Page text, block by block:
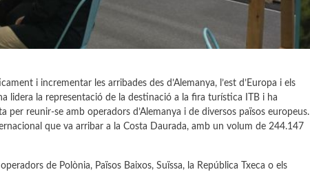
i incrementar les arribades des d’Alemanya, l’est d’Europa i els
lidera la representació de la destinació a la fira turística ITB i ha
reunir-se amb operadors d’Alemanya i de diversos països europeus.
que va arribar a la Costa Daurada, amb un volum de 244.147
de Polònia, Països Baixos, Suïssa, la República Txeca o els